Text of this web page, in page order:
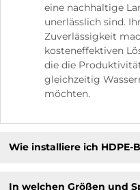
eine nachhaltige
unerlässlich sind.
Zuverlässigkeit
kosteneffektiven
die die
gleichzeitig
möchten.
Wie installiere ich HDPE-
In welchen Größen und